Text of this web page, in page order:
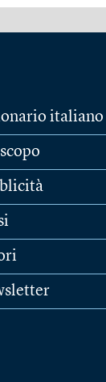
italiano